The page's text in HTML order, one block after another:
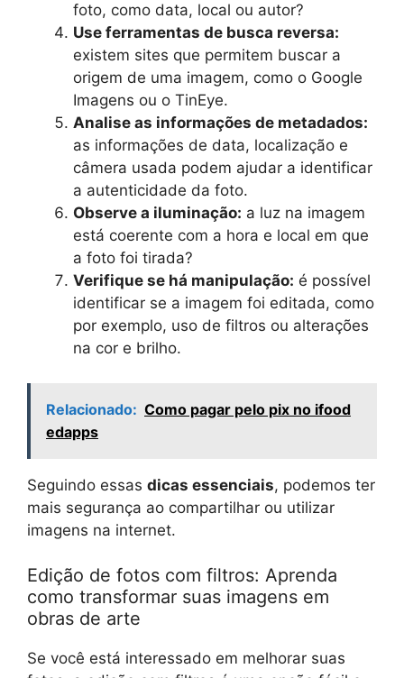
foto, como data, local ou autor?
Use ferramentas de busca reversa:
existem sites que permitem buscar a
origem de uma imagem, como o Google
Imagens ou o TinEye.
Analise as informações de metadados:
as informações de data, localização e
câmera usada podem ajudar a identificar
a autenticidade da foto.
Observe a iluminação: a luz na imagem
está coerente com a hora e local em que
a foto foi tirada?
Verifique se há manipulação: é possível
identificar se a imagem foi editada, como
por exemplo, uso de filtros ou alterações
na cor e brilho.
Relacionado: Como pagar pelo pix no ifood
edapps
Seguindo essas dicas essenciais, podemos ter
mais segurança ao compartilhar ou utilizar
imagens na internet.
Edição de fotos com filtros: Aprenda
como transformar suas imagens em
obras de arte
Se você está interessado em melhorar suas